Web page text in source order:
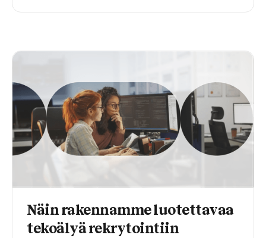
Näin rakennamme luotettavaa
tekoälyä rekrytointiin